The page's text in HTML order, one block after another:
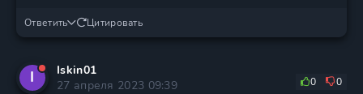
Ответить Цитировать
I
Iskin01
27 апреля 2023 09:39
0 0